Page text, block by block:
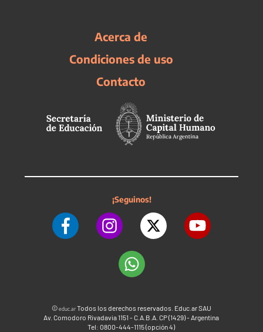
Acerca de
Condiciones de uso
Contacto
¡Seguinos!
©educ.arTodos los derechos reservados. Educ.ar SAU
Av. Comodoro Rivadavia 1151 - C.A.B.A. CP (1429) - Argentina
Tel: 0800-444-1115 (opción 4)